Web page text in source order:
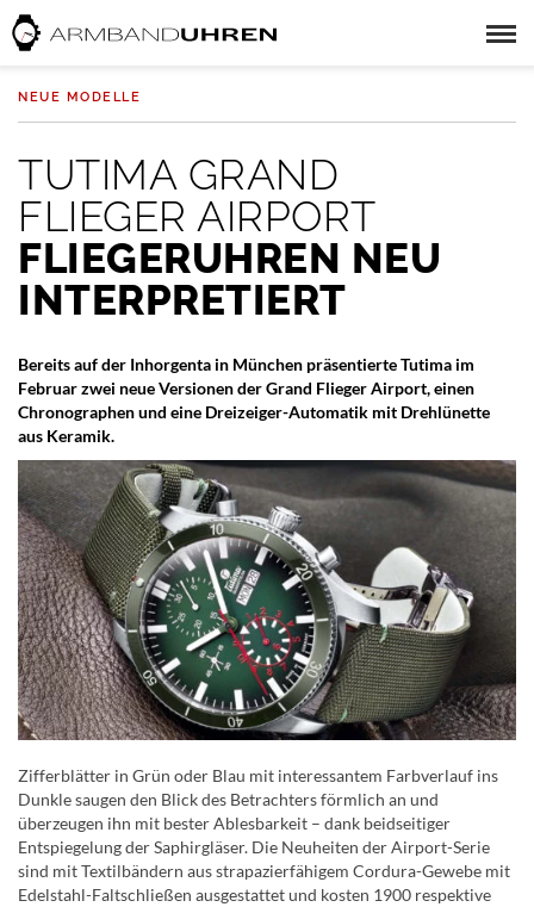
NEUE MODELLE
TUTIMA GRAND
FLIEGER AIRPORT
FLIEGERUHREN NEU
INTERPRETIERT
Bereits auf der Inhorgenta in München präsentierte Tutima im
Februar zwei neue Versionen der Grand Flieger Airport, einen
Chronographen und eine Dreizeiger-Automatik mit Drehlünette
aus Keramik.
Zifferblätter in Grün oder Blau mit interessantem Farbverlauf ins
Dunkle saugen den Blick des Betrachters förmlich an und
überzeugen ihn mit bester Ablesbarkeit – dank beidseitiger
Entspiegelung der Saphirgläser. Die Neuheiten der Airport-Serie
sind mit Textilbändern aus strapazierfähigem Cordura-Gewebe mit
Edelstahl-Faltschließen ausgestattet und kosten 1900 respektive